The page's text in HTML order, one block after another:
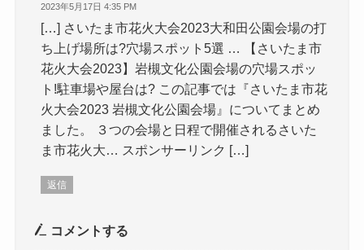
2023年5月17日 4:35 PM
[…] さいたま市花火大会2023大和田公園会場の打
ち上げ場所は?穴場スポット5選 … 【さいたま市
花火大会2023】岩槻文化公園会場の穴場スポッ
ト!駐車場や屋台は? この記事では『さいたま市花
火大会2023 岩槻文化公園会場』についてまとめ
ました。 ３つの会場と日程で開催されるさいた
ま市花火大… スポンサーリンク […]
返信
コメントする